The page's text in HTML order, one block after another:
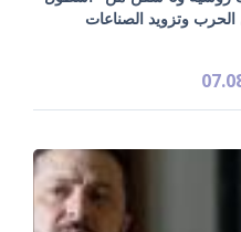
وتزويد الصناعات